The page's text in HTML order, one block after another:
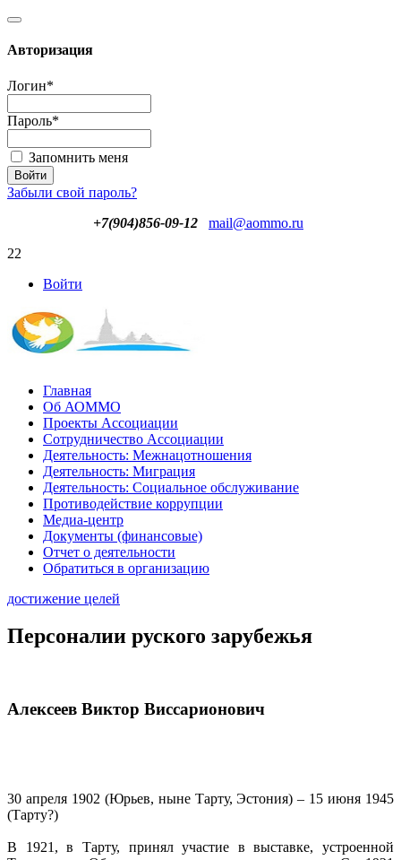
Авторизация
Логин*
Пароль*
Запомнить меня
Забыли свой пароль?
+7(904)856-09-12
mail@aommo.ru
22
Войти
Главная
Об АОММО
Проекты Ассоциации
Сотрудничество Ассоциации
Деятельность: Межнацотношения
Деятельность: Миграция
Деятельность: Социальное обслуживание
Противодействие коррупции
Медиа-центр
Документы (финансовые)
Отчет о деятельности
Обратиться в организацию
достижение целей
Персоналии руского зарубежья
Алексеев Виктор Виссарионович
30 апреля 1902 (Юрьев, ныне Тарту, Эстония) – 15 июня 1945
(Тарту?)
В 1921, в Тарту, принял участие в выставке, устроенной